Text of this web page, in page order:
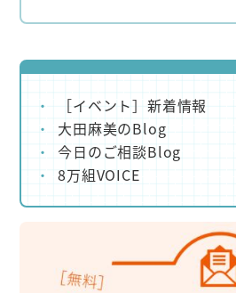
［イベント］新着情報
大田麻美のBlog
今日のご相談Blog
8万組VOICE